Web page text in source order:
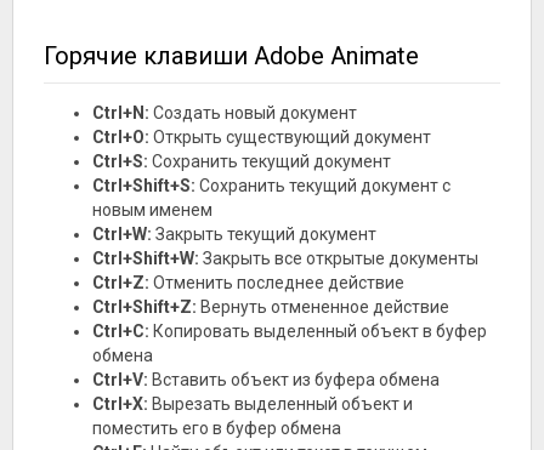
Горячие клавиши Adobe Animate
Ctrl+N: Создать новый документ
Ctrl+O: Открыть существующий документ
Ctrl+S: Сохранить текущий документ
Ctrl+Shift+S: Сохранить текущий документ с
новым именем
Ctrl+W: Закрыть текущий документ
Ctrl+Shift+W: Закрыть все открытые документы
Ctrl+Z: Отменить последнее действие
Ctrl+Shift+Z: Вернуть отмененное действие
Ctrl+C: Копировать выделенный объект в буфер
обмена
Ctrl+V: Вставить объект из буфера обмена
Ctrl+X: Вырезать выделенный объект и
поместить его в буфер обмена